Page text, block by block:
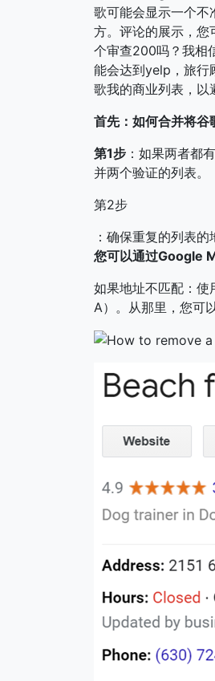
歌可能会显示一个不
方。评论的展示，您
个审查200吗？我相
能会达到yelp，旅行
歌我的商业列表，以
首先：如何合并将谷
第1步 ：如果两者都
并两个验证的列表。
第2步
：确保重复的列表的
您可以通过Google
如果地址不匹配：使
A）。从那里，您可